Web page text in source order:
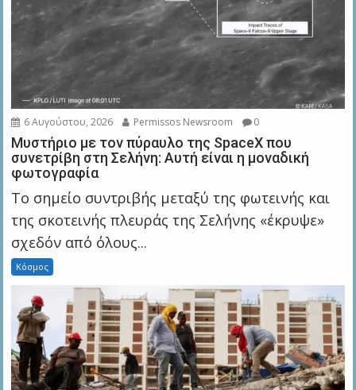
6 Αυγούστου, 2026 Permissos Newsroom 0
Μυστήριο με τον πύραυλο της SpaceX που
συνετρίβη στη Σελήνη: Αυτή είναι η μοναδική
φωτογραφία
Το σημείο συντριβής μεταξύ της φωτεινής και
της σκοτεινής πλευράς της Σελήνης «έκρυψε»
σχεδόν από όλους...
Κόσμος